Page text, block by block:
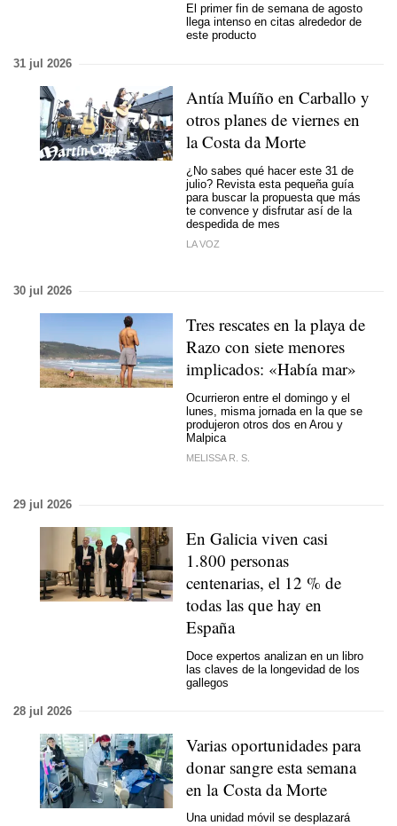
El primer fin de semana de agosto
llega intenso en citas alrededor de
este producto
31 jul 2026
Antía Muíño en Carballo y
otros planes de viernes en
la Costa da Morte
¿No sabes qué hacer este 31 de
julio? Revista esta pequeña guía
para buscar la propuesta que más
te convence y disfrutar así de la
despedida de mes
LA VOZ
30 jul 2026
Tres rescates en la playa de
Razo con siete menores
implicados: «Había mar»
Ocurrieron entre el domingo y el
lunes, misma jornada en la que se
produjeron otros dos en Arou y
Malpica
MELISSA R. S.
29 jul 2026
En Galicia viven casi
1.800 personas
centenarias, el 12 % de
todas las que hay en
España
Doce expertos analizan en un libro
las claves de la longevidad de los
gallegos
28 jul 2026
Varias oportunidades para
donar sangre esta semana
en la Costa da Morte
Una unidad móvil se desplazará